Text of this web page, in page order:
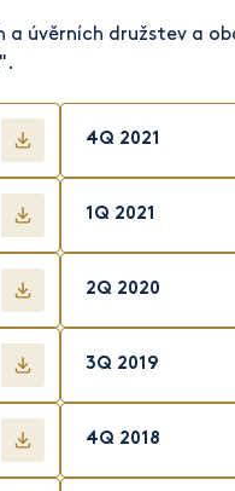
a úvěrních družstev a
4Q 2021
1Q 2021
2Q 2020
3Q 2019
4Q 2018